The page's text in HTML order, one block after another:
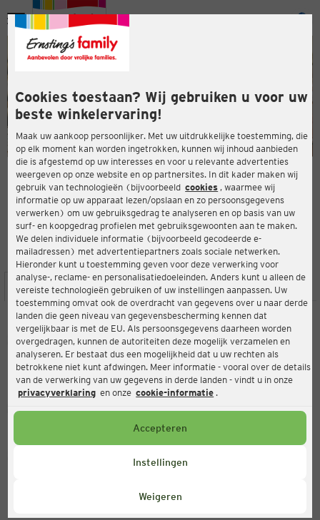
Cookies toestaan? Wij gebruiken u voor uw
beste winkelervaring!
Maak uw aankoop persoonlijker. Met uw uitdrukkelijke toestemming, die
op elk moment kan worden ingetrokken, kunnen wij inhoud aanbieden
die is afgestemd op uw interesses en voor u relevante advertenties
weergeven op onze website en op partnersites. In dit kader maken wij
gebruik van technologieën (bijvoorbeeld cookies , waarmee wij
informatie op uw apparaat lezen/opslaan en zo persoonsgegevens
verwerken) om uw gebruiksgedrag te analyseren en op basis van uw
surf- en koopgedrag profielen met gebruiksgewoonten aan te maken.
We delen individuele informatie (bijvoorbeeld gecodeerde e-
mailadressen) met advertentiepartners zoals sociale netwerken.
Hieronder kunt u toestemming geven voor deze verwerking voor
analyse-, reclame- en personalisatiedoeleinden. Anders kunt u alleen de
vereiste technologieën gebruiken of uw instellingen aanpassen. Uw
toestemming omvat ook de overdracht van gegevens over u naar derde
landen die geen niveau van gegevensbescherming kennen dat
vergelijkbaar is met de EU. Als persoonsgegevens daarheen worden
overgedragen, kunnen de autoriteiten deze mogelijk verzamelen en
analyseren. Er bestaat dus een mogelijkheid dat u uw rechten als
betrokkene niet kunt afdwingen. Meer informatie - vooral over de details
van de verwerking van uw gegevens in derde landen - vindt u in onze
privacyverklaring en onze cookie-informatie .
Accepteren
Instellingen
Weigeren
Menu
ERNSTING'S FAMILY-WINKEL
Friedrichstraße 37
64646 Heppenheim
3,2
Beoordeling:
LOCATIE SERVICES ASSORTIMENT ACTIES
Ernsting's family
Friedrichstraße 37, 64646 Heppenheim
Gesloten
Servicenummer
Maandag tot vrijdag 8-18 uur